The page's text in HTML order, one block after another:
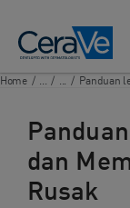
Search
Home / ... / ... / Panduan
dan
Rusak